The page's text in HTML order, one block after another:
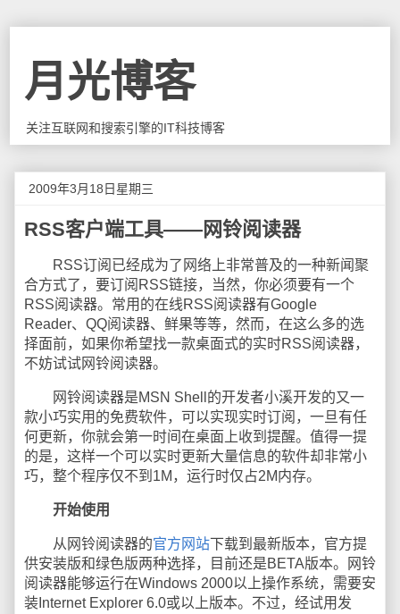
月光博客
关注互联网和搜索引擎的IT科技博客
2009年3月18日星期三
RSS客户端工具——网铃阅读器
RSS订阅已经成为了网络上非常普及的一种新闻聚
合方式了，要订阅RSS链接，当然，你必须要有一个
RSS阅读器。常用的在线RSS阅读器有Google
Reader、QQ阅读器、鲜果等等，然而，在这么多的选
择面前，如果你希望找一款桌面式的实时RSS阅读器，
不妨试试网铃阅读器。
网铃阅读器是MSN Shell的开发者小溪开发的又一
款小巧实用的免费软件，可以实现实时订阅，一旦有任
何更新，你就会第一时间在桌面上收到提醒。值得一提
的是，这样一个可以实时更新大量信息的软件却非常小
巧，整个程序仅不到1M，运行时仅占2M内存。
开始使用
从网铃阅读器的官方网站下载到最新版本，官方提
供安装版和绿色版两种选择，目前还是BETA版本。网铃
阅读器能够运行在Windows 2000以上操作系统，需要安
装Internet Explorer 6.0或以上版本。不过，经试用发